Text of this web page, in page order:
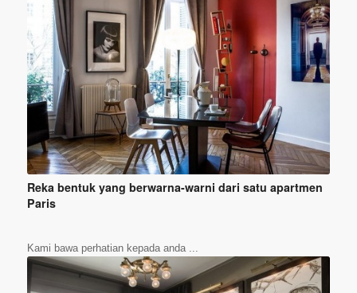
Reka bentuk yang berwarna-warni dari satu apartmen
Paris
Kami bawa perhatian kepada anda ...